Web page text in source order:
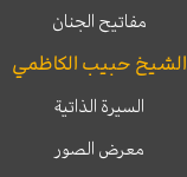
مفاتيح الجنان
الشيخ حبيب الكاظمي
السيرة الذاتية
معرض الصور